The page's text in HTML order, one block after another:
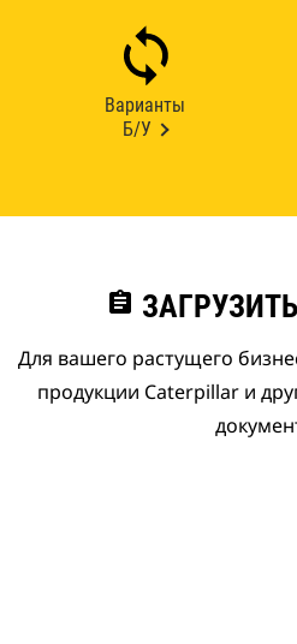
Варианты
Б/У
assignment
Для вашего растущего
продукции Caterpillar и